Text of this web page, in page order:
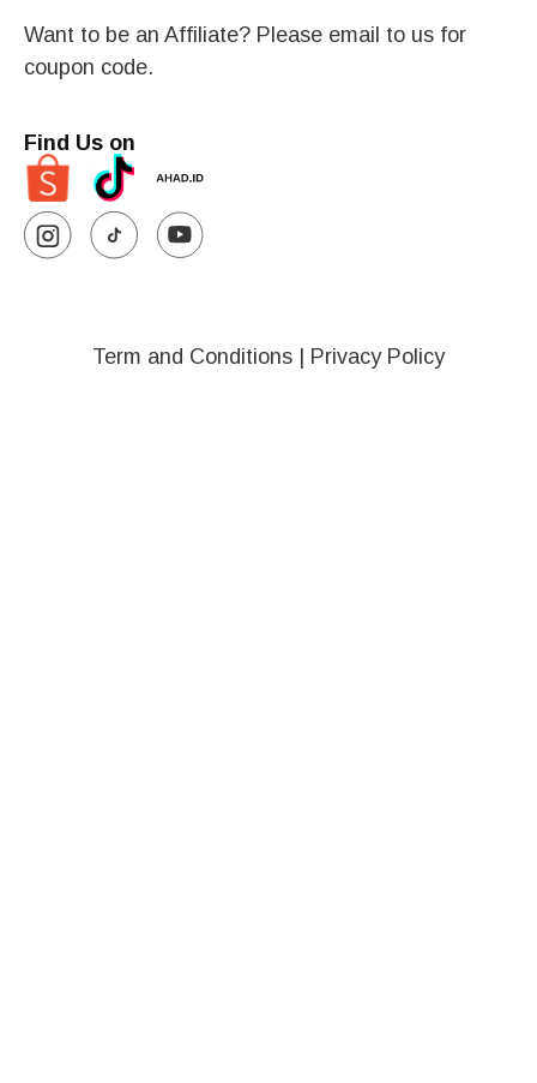
Want to be an Affiliate? Please email to us for
coupon code.
Find Us on
Term and Conditions Privacy Policy